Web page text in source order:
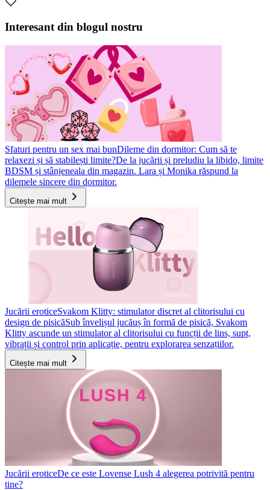
Interesant din blogul nostru
Sfaturi pentru un sex mai bunDileme din dormitor: Cum să te
relaxezi și să stabilești limite?De la jucării și preludiu la libido, limite
BDSM și stânjeneala din magazin. Lara și Monika răspund la
dilemele sincere din dormitor.
Citește mai mult
Jucării eroticeSvakom Klitty: stimulator discret al clitorisului cu
design de pisicăSub învelișul jucăuș în formă de pisică, Svakom
Klitty ascunde un stimulator al clitorisului cu funcții de lins, supt,
vibrații și control prin aplicație, pentru explorarea senzațiilor.
Citește mai mult
Jucării eroticeDe ce este Lovense Lush 4 alegerea potrivită pentru
tine?